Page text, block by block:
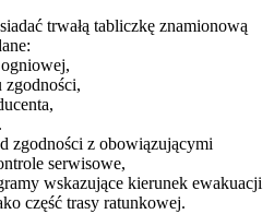
trwałą tabliczkę znamionową
zgodności,
zgodności z obowiązującymi
serwisowe,
wskazujące kierunek ewakuacji
część trasy ratunkowej.